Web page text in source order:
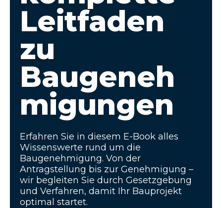
Leitfaden
zu
Baugeneh
migungen
Erfahren Sie in diesem E-Book alles
Wissenswerte rund um die
Baugenehmigung. Von der
Antragstellung bis zur Genehmigung –
wir begleiten Sie durch Gesetzgebung
und Verfahren, damit Ihr Bauprojekt
optimal startet.